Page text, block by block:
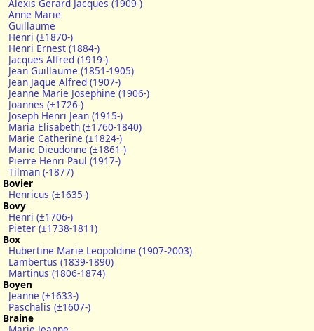
Alexis Gerard Jacques (1909-)
Anne Marie
Guillaume
Henri (±1870-)
Henri Ernest (1884-)
Jacques Alfred (1919-)
Jean Guillaume (1851-1905)
Jean Jaque Alfred (1907-)
Jeanne Marie Josephine (1906-)
Joannes (±1726-)
Joseph Henri Jean (1915-)
Maria Elisabeth (±1760-1840)
Marie Catherine (±1824-)
Marie Dieudonne (±1861-)
Pierre Henri Paul (1917-)
Tilman (-1877)
Bovier
Henricus (±1635-)
Bovy
Henri (±1706-)
Pieter (±1738-1811)
Box
Hubertine Marie Leopoldine (1907-2003)
Lambertus (1839-1890)
Martinus (1806-1874)
Boyen
Jeanne (±1633-)
Paschalis (±1607-)
Braine